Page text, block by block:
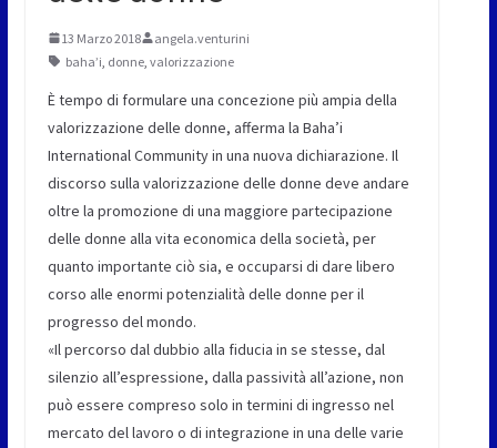
13 Marzo 2018
angela.venturini
baha’i donne, valorizzazione
È tempo di formulare una concezione più ampia della
valorizzazione delle donne, afferma la Baha’i
International Community in una nuova dichiarazione. Il
discorso sulla valorizzazione delle donne deve andare
oltre la promozione di una maggiore partecipazione
delle donne alla vita economica della società, per
quanto importante ciò sia, e occuparsi di dare libero
corso alle enormi potenzialità delle donne per il
progresso del mondo.
«Il percorso dal dubbio alla fiducia in se stesse, dal
silenzio all’espressione, dalla passività all’azione, non
può essere compreso solo in termini di ingresso nel
mercato del lavoro o di integrazione in una delle varie